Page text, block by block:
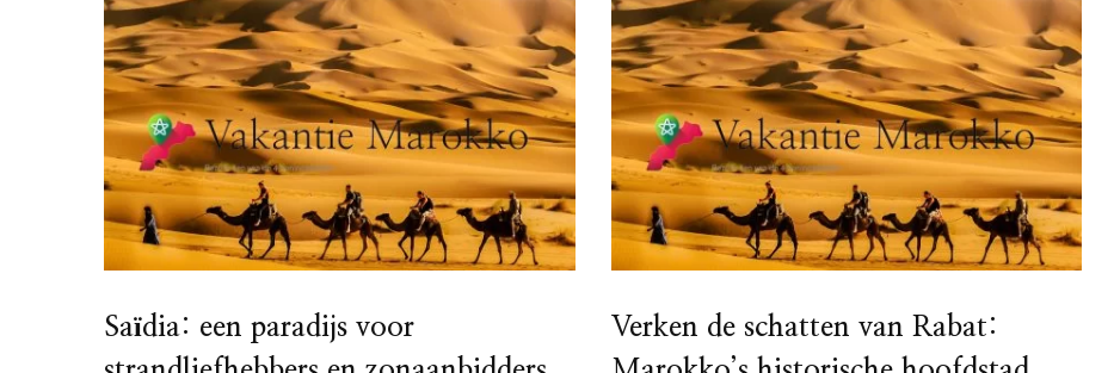
Saïdia: een paradijs voor
Verken de schatten van Rabat: